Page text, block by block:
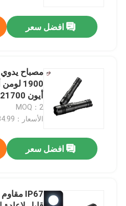
جولة في المصنع
اتصل بنا
أخبار
افضل سعر
1900
أيون 21700
MOQ：2
الأسعار：US$43.99~US$34.99
افضل سعر